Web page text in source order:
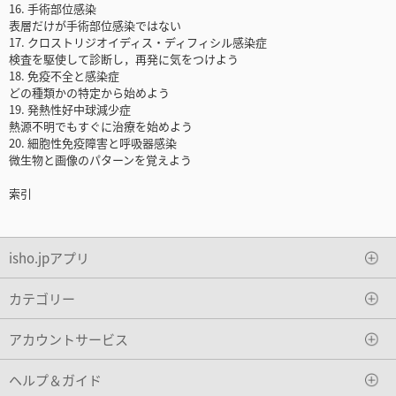
16. 手術部位感染
表層だけが手術部位感染ではない
17. クロストリジオイディス・ディフィシル感染症
検査を駆使して診断し，再発に気をつけよう
18. 免疫不全と感染症
どの種類かの特定から始めよう
19. 発熱性好中球減少症
熱源不明でもすぐに治療を始めよう
20. 細胞性免疫障害と呼吸器感染
微生物と画像のパターンを覚えよう
索引
isho.jpアプリ
カテゴリー
アカウントサービス
ヘルプ＆ガイド